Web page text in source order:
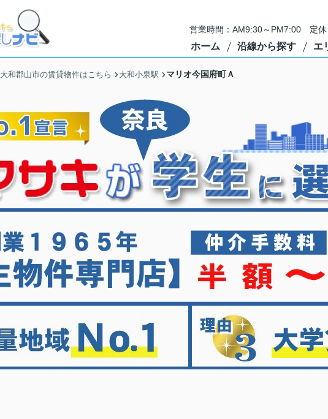
営業時間：AM9:30～PM7:00 定休
ホーム 沿線から探す エ
大和郡山市の賃貸物件はこちら 大和小泉駅 マリオ今国府町Ａ